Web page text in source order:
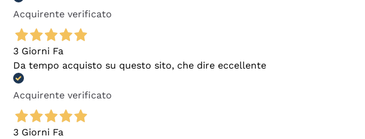
Acquirente verificato
3 Giorni Fa
Da tempo acquisto su questo sito, che dire eccellente
Acquirente verificato
3 Giorni Fa